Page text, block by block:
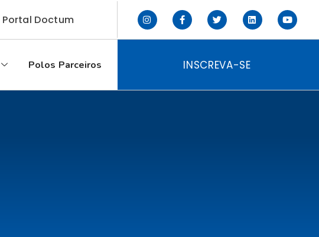
Portal Doctum
Polos Parceiros INSCREVA-SE